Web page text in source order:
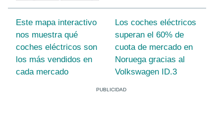
Este mapa interactivo
nos muestra qué
coches eléctricos son
los más vendidos en
cada mercado
Los coches eléctricos
superan el 60% de
cuota de mercado en
Noruega gracias al
Volkswagen ID.3